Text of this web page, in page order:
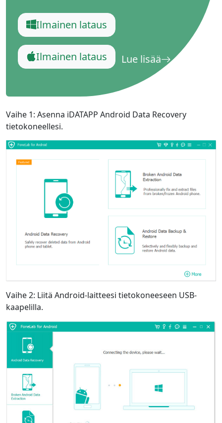
Ilmainen lataus
Ilmainen lataus Lue lisää
Vaihe 1: Asenna iDATAPP Android Data Recovery
tietokoneellesi.
Vaihe 2: Liitä Android-laitteesi tietokoneeseen USB-
kaapelilla.
Language Switch
English Nederlands
Tiếng Việt
日本
Deutsche